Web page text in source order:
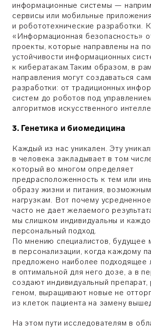
информационные системы —
сервисы или мобильные
и робототехнические разработки.
«Информационная безопасность»
проекты, которые направлены на
устойчивости информационных
к кибератакам.Таким образом, в
направления могут создаваться
разработки: от традиционных
систем до роботов под
алгоритмов искусственного
3. Генетика и биомедицина
Каждый из нас уникален. Эту
в человека закладывает в том
который во многом определяет
предрасположенность к тем или
образу жизни и питания,
нагрузкам. Вот почему
часто не дает желаемого
мы слишком индивидуальны и
персональный подход.
По мнению специалистов, будущее
в персонализации, когда каждому
предложено наиболее подходящее
в оптимальной для него дозе, а в
создают индивидуальный препарат,
геном, выращивают новые не
из клеток пациента на замену
На этом пути исследователям в